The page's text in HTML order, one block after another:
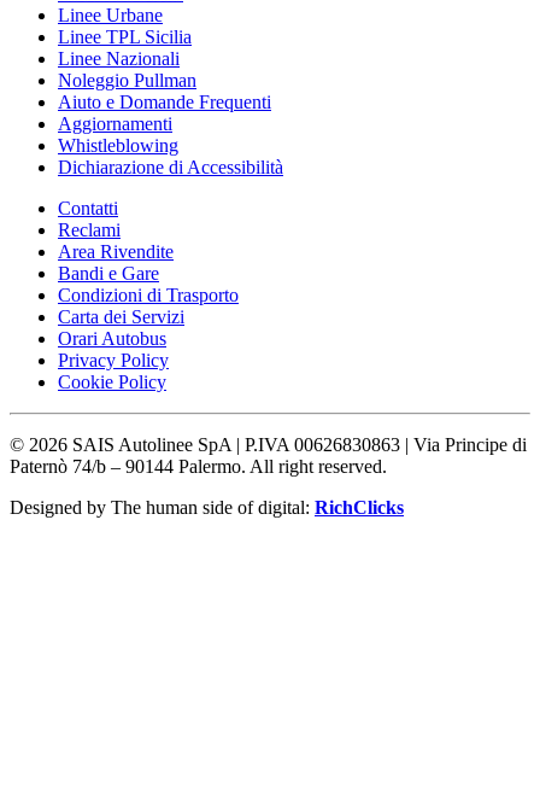
Linee Urbane
Linee TPL Sicilia
Linee Nazionali
Noleggio Pullman
Aiuto e Domande Frequenti
Aggiornamenti
Whistleblowing
Dichiarazione di Accessibilità
Contatti
Reclami
Area Rivendite
Bandi e Gare
Condizioni di Trasporto
Carta dei Servizi
Orari Autobus
Privacy Policy
Cookie Policy
© 2026 SAIS Autolinee SpA | P.IVA 00626830863 | Via Principe di
Paternò 74/b – 90144 Palermo. All right reserved.
Designed by The human side of digital: RichClicks